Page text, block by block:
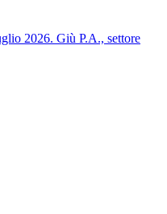
2026. Giù P.A., settore